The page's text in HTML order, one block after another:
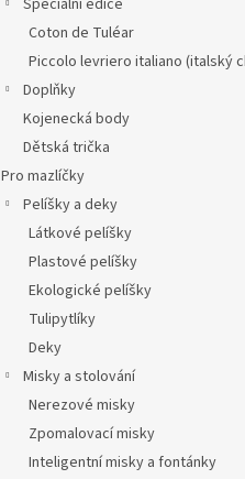
Speciální edice
Coton de Tuléar
Piccolo levriero italiano (italský
Doplňky
Kojenecká body
Dětská trička
Pro mazlíčky
Pelíšky a deky
Látkové pelíšky
Plastové pelíšky
Ekologické pelíšky
Tulipytlíky
Deky
Misky a stolování
Nerezové misky
Zpomalovací misky
Inteligentní misky a fontánky